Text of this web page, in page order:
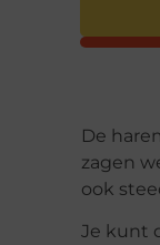
De
zagen
ook
Je kunt